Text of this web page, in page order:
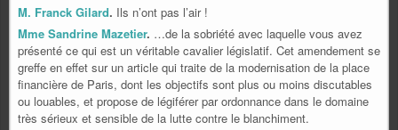
M. Franck Gilard. Ils n’ont pas l’air !
Mme Sandrine Mazetier. …de la sobriété avec laquelle vous avez
présenté ce qui est un véritable cavalier législatif. Cet amendement se
greffe en effet sur un article qui traite de la modernisation de la place
financière de Paris, dont les objectifs sont plus ou moins discutables
ou louables, et propose de légiférer par ordonnance dans le domaine
très sérieux et sensible de la lutte contre le blanchiment.